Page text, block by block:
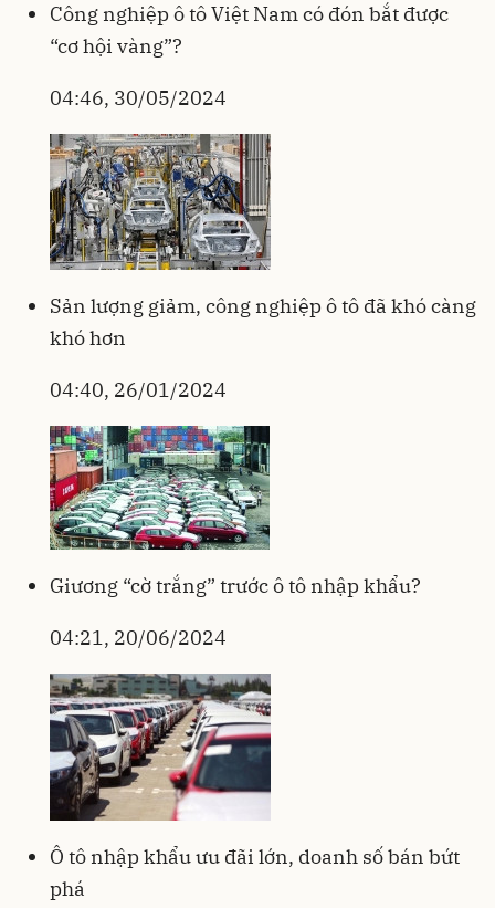
Công nghiệp ô tô Việt Nam có đón bắt được
“cơ hội vàng”?
04:46, 30/05/2024
Sản lượng giảm, công nghiệp ô tô đã khó càng
khó hơn
04:40, 26/01/2024
Giương “cờ trắng” trước ô tô nhập khẩu?
04:21, 20/06/2024
Ô tô nhập khẩu ưu đãi lớn, doanh số bán bứt
phá